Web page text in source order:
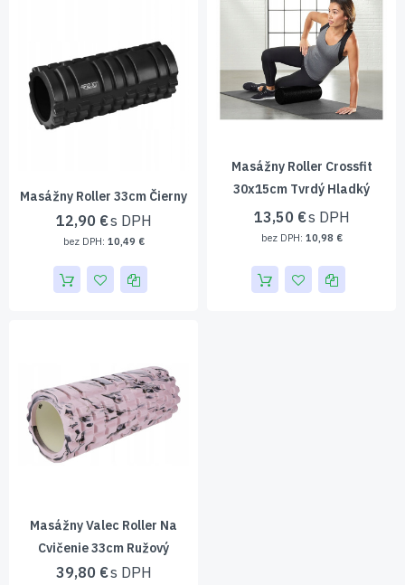
Masážny Roller 33cm Čierny
12,90 €
10,49 €
Masážny Roller Crossfit
30x15cm Tvrdý Hladký
13,50 €
10,98 €
Masážny Valec Roller Na
Cvičenie 33cm Ružový
39,80 €